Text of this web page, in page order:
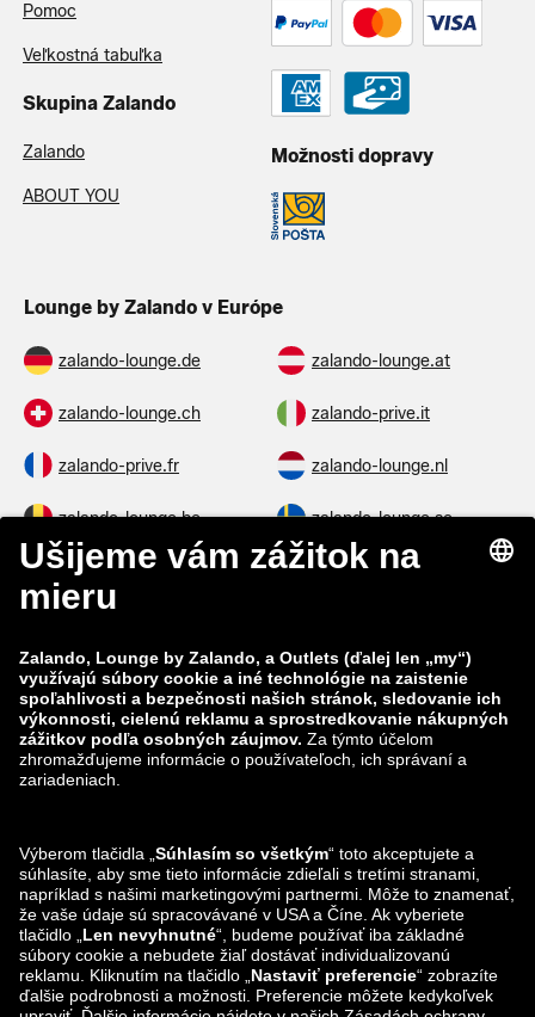
Pomoc
Veľkostná tabuľka
Skupina Zalando
Zalando
ABOUT YOU
Možnosti dopravy
Lounge by Zalando v Európe
zalando-lounge.de zalando-lounge.at
zalando-lounge.ch zalando-prive.it
zalando-prive.fr zalando-lounge.nl
zalando-lounge.be zalando-lounge.se
zalando-lounge.fi zalando-lounge.dk
zalando-prive.es zalando-lounge.cz
zalando-lounge.lt zalando-lounge.sk
zalando-lounge.ro
zalando-lounge.lu zalando-lounge.ee
zalando-lounge.lv zalando-lounge.no